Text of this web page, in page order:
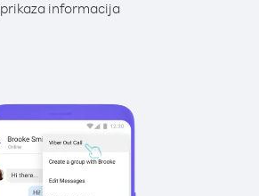
prikaza informacija